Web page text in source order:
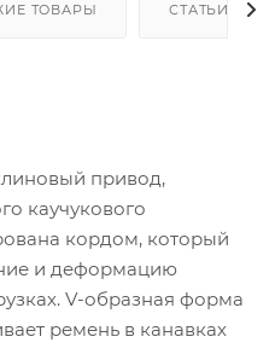
ТОВАРЫ СТАТЬИ
привод,
каучукового
кордом, который
и деформацию
V-образная форма
ремень в канавках